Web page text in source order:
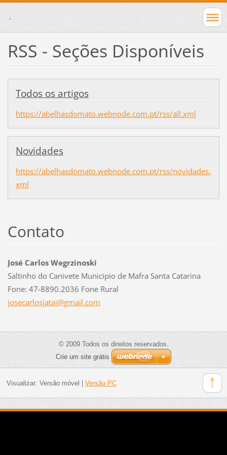
.
RSS - Seções Disponíveis
Todos os artigos
https://abelhasdomato.webnode.com.pt/rss/all.xml
Novidades
https://abelhasdomato.webnode.com.pt/rss/novidades.
xml
Contato
José Carlos Wegrzinoski
Saltinho do Canivete Municipio de Mafra Santa Catarina
Fone: 47-8890.2036 Fone Rural
josecarlosjatai@gmail.com
© 2009 Todos os direitos reservados.
Crie um site grátis
Visualizar: Versão móvel Versão PC